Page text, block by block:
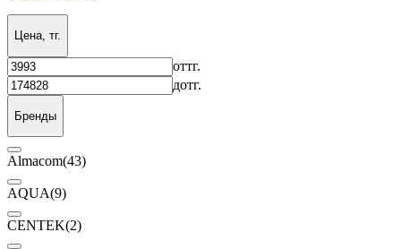
Цена, тг.
оттг.
дотг.
Бренды
Almacom(43)
AQUA(9)
CENTEK(2)